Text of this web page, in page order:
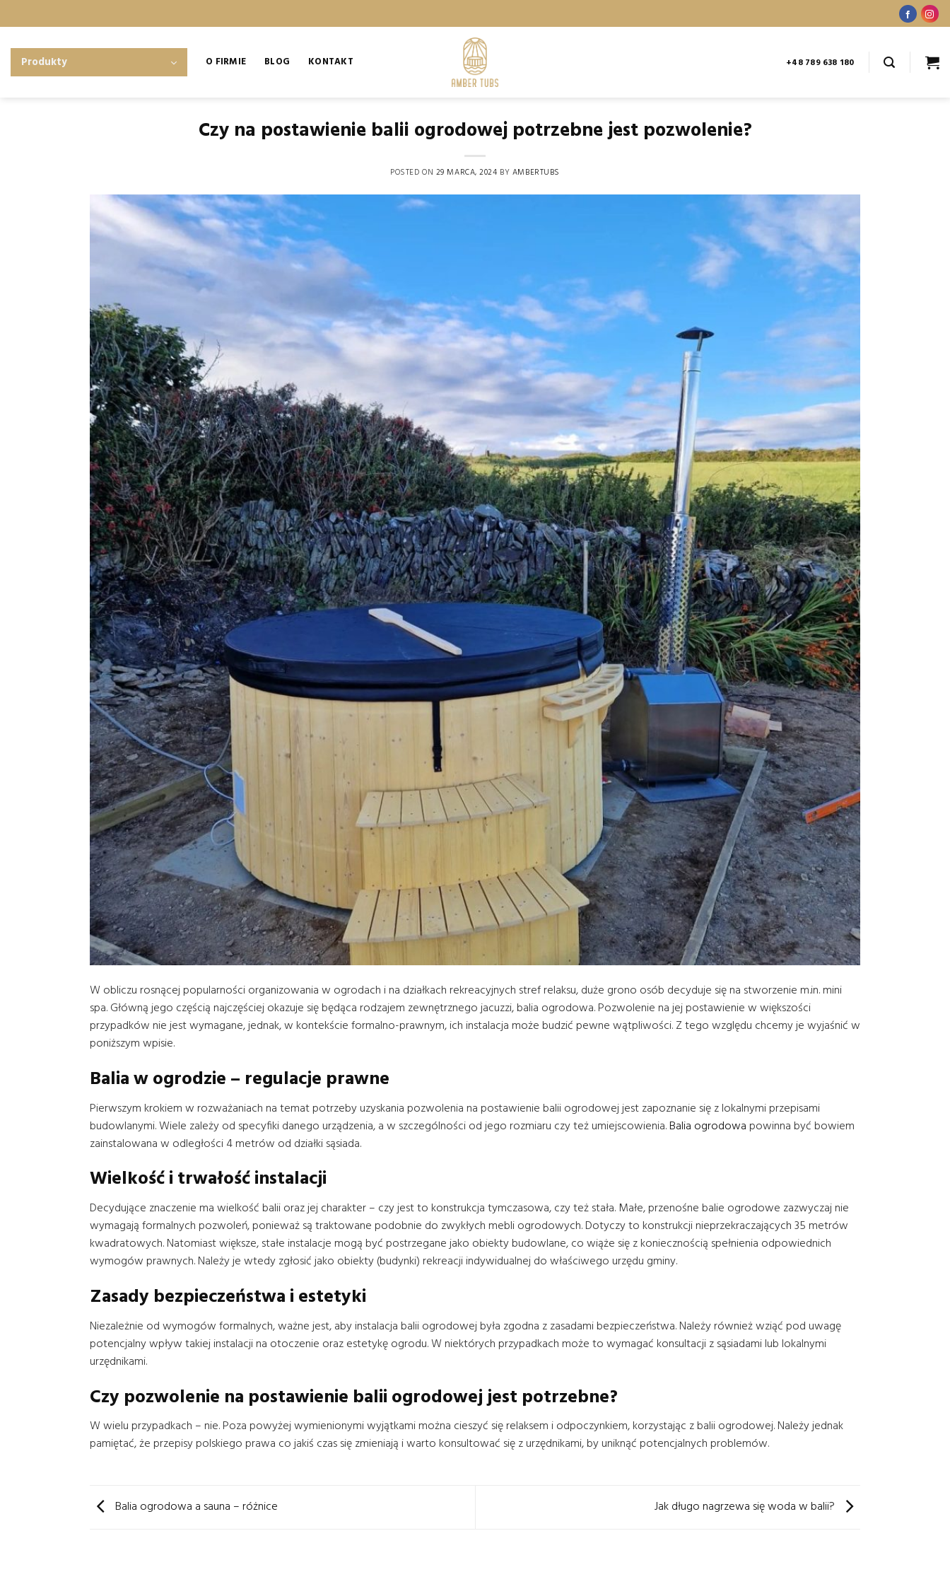
to
Produkty O FIRMIE BLOG KONTAKT +48 789 638 180
Czy na postawienie balii ogrodowej potrzebne jest pozwolenie?
POSTED ON 29 MARCA, 2024 BY AMBERTUBS
W obliczu rosnącej popularności organizowania w ogrodach i na działkach rekreacyjnych stref relaksu, duże grono osób decyduje się na stworzenie m.in. mini
spa. Główną jego częścią najczęściej okazuje się będąca rodzajem zewnętrznego jacuzzi, balia ogrodowa. Pozwolenie na jej postawienie w większości
przypadków nie jest wymagane, jednak, w kontekście formalno-prawnym, ich instalacja może budzić pewne wątpliwości. Z tego względu chcemy je wyjaśnić w
poniższym wpisie.
Balia w ogrodzie – regulacje prawne
Pierwszym krokiem w rozważaniach na temat potrzeby uzyskania pozwolenia na postawienie balii ogrodowej jest zapoznanie się z lokalnymi przepisami
budowlanymi. Wiele zależy od specyfiki danego urządzenia, a w szczególności od jego rozmiaru czy też umiejscowienia.Balia ogrodowa powinna być bowiem
zainstalowana w odległości 4 metrów od działki sąsiada.
Wielkość i trwałość instalacji
Decydujące znaczenie ma wielkość balii oraz jej charakter – czy jest to konstrukcja tymczasowa, czy też stała. Małe, przenośne balie ogrodowe zazwyczaj nie
wymagają formalnych pozwoleń, ponieważ są traktowane podobnie do zwykłych mebli ogrodowych. Dotyczy to konstrukcji nieprzekraczających 35 metrów
kwadratowych. Natomiast większe, stałe instalacje mogą być postrzegane jako obiekty budowlane, co wiąże się z koniecznością spełnienia odpowiednich
wymogów prawnych. Należy je wtedy zgłosić jako obiekty (budynki) rekreacji indywidualnej do właściwego urzędu gminy.
Zasady bezpieczeństwa i estetyki
Niezależnie od wymogów formalnych, ważne jest, aby instalacja balii ogrodowej była zgodna z zasadami bezpieczeństwa. Należy również wziąć pod uwagę
potencjalny wpływ takiej instalacji na otoczenie oraz estetykę ogrodu. W niektórych przypadkach może to wymagać konsultacji z sąsiadami lub lokalnymi
urzędnikami.
Czy pozwolenie na postawienie balii ogrodowej jest potrzebne?
W wielu przypadkach – nie. Poza powyżej wymienionymi wyjątkami można cieszyć się relaksem i odpoczynkiem, korzystając z balii ogrodowej. Należy jednak
pamiętać, że przepisy polskiego prawa co jakiś czas się zmieniają i warto konsultować się z urzędnikami, by uniknąć potencjalnych problemów.
Balia ogrodowa a sauna – różnice Jak długo nagrzewa się woda w balii?